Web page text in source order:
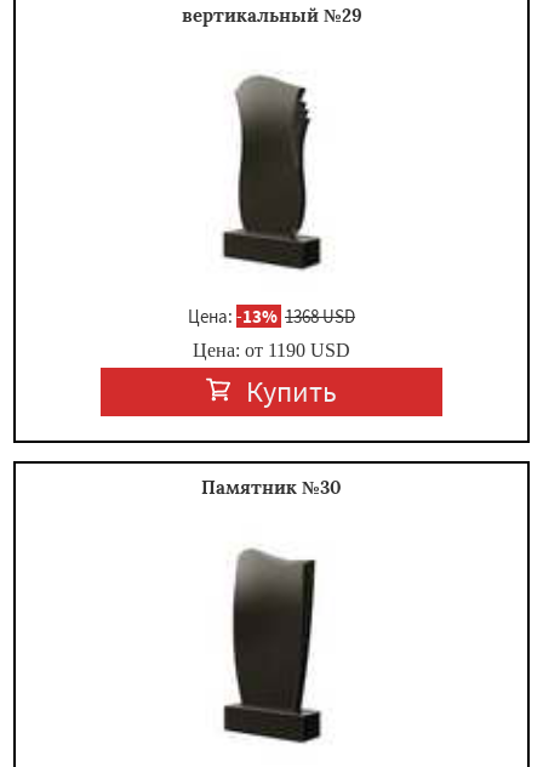
вертикальный №29
Цена: -13% 1368 USD
Цена: от 1190 USD
Купить
Памятник №30